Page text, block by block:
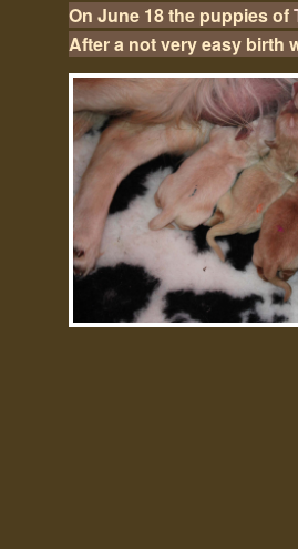
On June 18 the puppies of
After a not very easy birth